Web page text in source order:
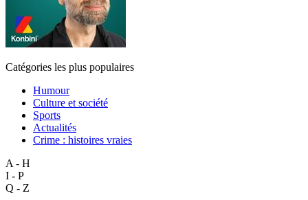
Catégories les plus populaires
Humour
Culture et société
Sports
Actualités
Crime : histoires vraies
A - H
I - P
Q - Z